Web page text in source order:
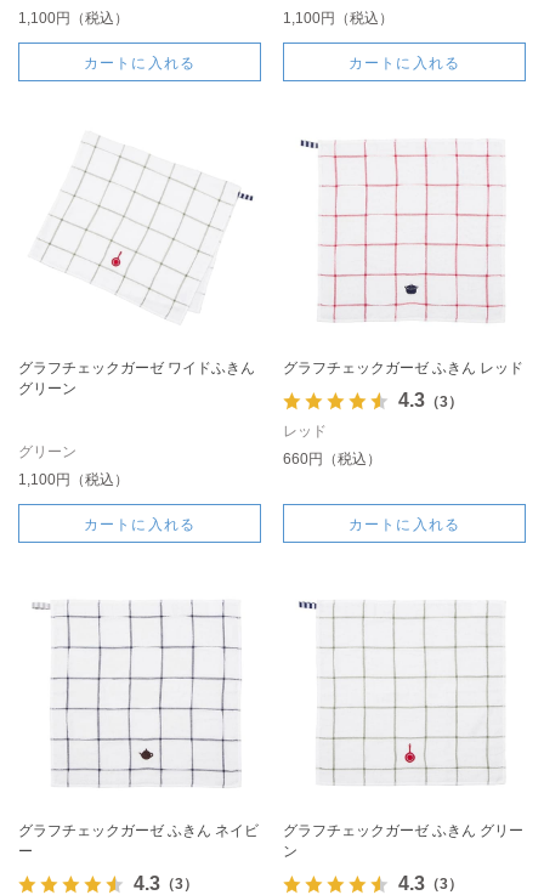
1,100円（税込）
カートに入れる
1,100円（税込）
カートに入れる
グラフチェックガーゼ ワイドふきん
グリーン
グリーン
1,100円（税込）
カートに入れる
グラフチェックガーゼ ふきん レッド
4.3（3）
レッド
660円（税込）
カートに入れる
グラフチェックガーゼ ふきん ネイビ
ー
4.3（3）
グラフチェックガーゼ ふきん グリー
ン
4.3（3）